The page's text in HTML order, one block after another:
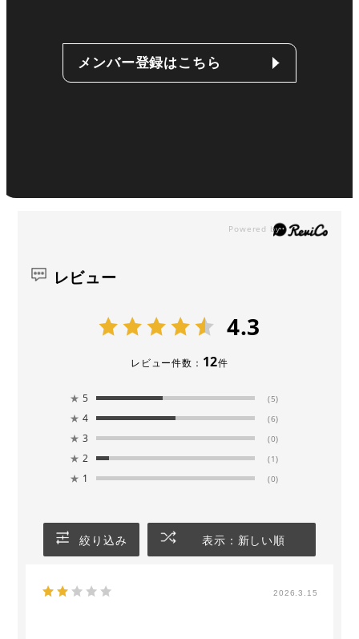
メンバー登録はこちら
レビュー
4.3
レビュー件数： 12件
★ 5 (5)
★ 4 (6)
★ 3 (0)
★ 2 (1)
★ 1 (0)
絞り込み 表示：新しい順
2026.3.15